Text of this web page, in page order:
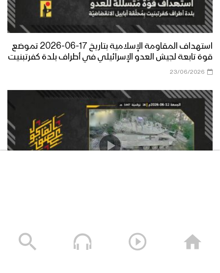
استهداف المقاومة الإسلامية بتاريخ 17-06-2026 تموضع
قوة تابعة لجيش العدو الإسرائيلي في أطراف بلدة كفرتبنيت
23/06/2026
الشقيف